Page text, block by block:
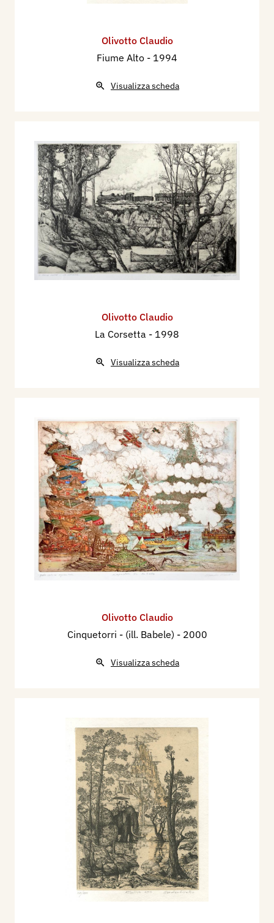
Olivotto Claudio
Fiume Alto - 1994
Visualizza scheda
Olivotto Claudio
La Corsetta - 1998
Visualizza scheda
Olivotto Claudio
Cinquetorri - (ill. Babele) - 2000
Visualizza scheda